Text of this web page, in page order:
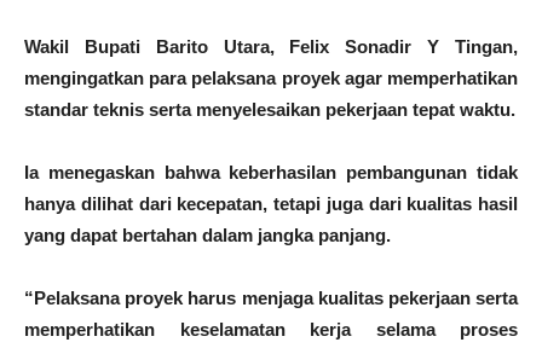
Wakil Bupati Barito Utara, Felix Sonadir Y Tingan,
mengingatkan para pelaksana proyek agar memperhatikan
standar teknis serta menyelesaikan pekerjaan tepat waktu.
Ia menegaskan bahwa keberhasilan pembangunan tidak
hanya dilihat dari kecepatan, tetapi juga dari kualitas hasil
yang dapat bertahan dalam jangka panjang.
“Pelaksana proyek harus menjaga kualitas pekerjaan serta
memperhatikan keselamatan kerja selama proses